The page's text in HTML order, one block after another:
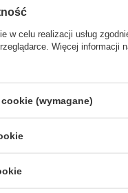
w celu realizacji usług
Więcej
(wymagane)